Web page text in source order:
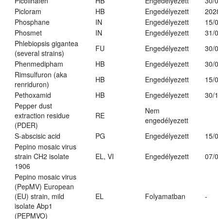
Picloram
HB Engedélyezett
Phosphane
IN Engedélyezett
15/
Phosmet
IN Engedélyezett
31/
Phlebiopsis gigantea
(several strains)
FU Engedélyezett
30/
Phenmedipham
HB Engedélyezett
30/
Rimsulfuron (aka
renriduron)
HB Engedélyezett
15/
Pethoxamid
HB Engedélyezett
30/
Pepper dust
extraction residue
(PDER)
RE
Nem
engedélyezett
S-abscisic acid
PG Engedélyezett
15/
Pepino mosaic virus
strain CH2 isolate
1906
EL, VI Engedélyezett 07/
Pepino mosaic virus
(PepMV) European
(EU) strain, mild
isolate Abp1
(PEPMVO)
EL Folyamatban -